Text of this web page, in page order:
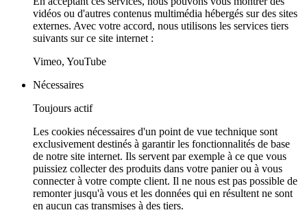
vidéos ou d'autres contenus multimédia hébergés sur des sites
externes. Avec votre accord, nous utilisons les services tiers
suivants sur ce site internet :
Vimeo, YouTube
Nécessaires
Toujours actif
Les cookies nécessaires d'un point de vue technique sont
exclusivement destinés à garantir les fonctionnalités de base
de notre site internet. Ils servent par exemple à ce que vous
puissiez collecter des produits dans votre panier ou à vous
connecter à votre compte client. Il ne nous est pas possible de
remonter jusqu'à vous et les données qui en résultent ne sont
en aucun cas transmises à des tiers.